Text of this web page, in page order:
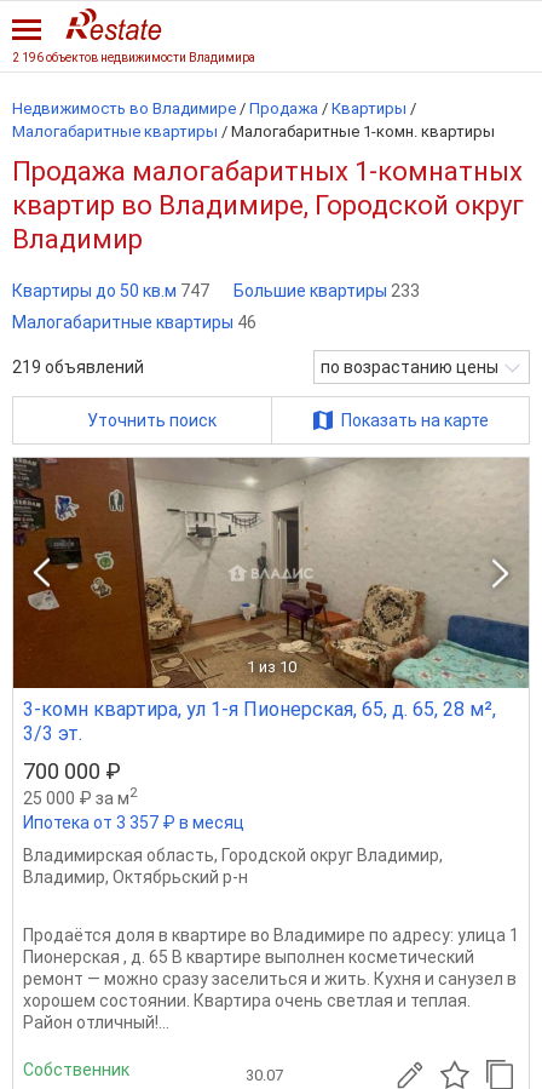
2 196 объектов недвижимости Владимира
Недвижимость во Владимире / Продажа / Квартиры /
Малогабаритные квартиры / Малогабаритные 1-комн. квартиры
Продажа малогабаритных 1-комнатных
квартир во Владимире, Городской округ
Владимир
Квартиры до 50 кв.м 747 Большие квартиры 233
Малогабаритные квартиры 46
219 объявлений по возрастанию цены
Уточнить поиск Показать на карте
1 из 10
3-комн квартира, ул 1-я Пионерская, 65, д. 65, 28 м²,
3/3 эт.
700 000 ₽
25 000 ₽ за м2
Ипотека от 3 357 ₽ в месяц
Владимирская область, Городской округ Владимир,
Владимир, Октябрьский р-н
Продаётся доля в квартире во Владимире по адресу: улица 1
Пионерская , д. 65 В квартире выполнен косметический
ремонт — можно сразу заселиться и жить. Кухня и санузел в
xopoшeм состоянии. Квартира очень свeтлaя и теплая.
Paйoн oтличный!...
Собственник 30.07